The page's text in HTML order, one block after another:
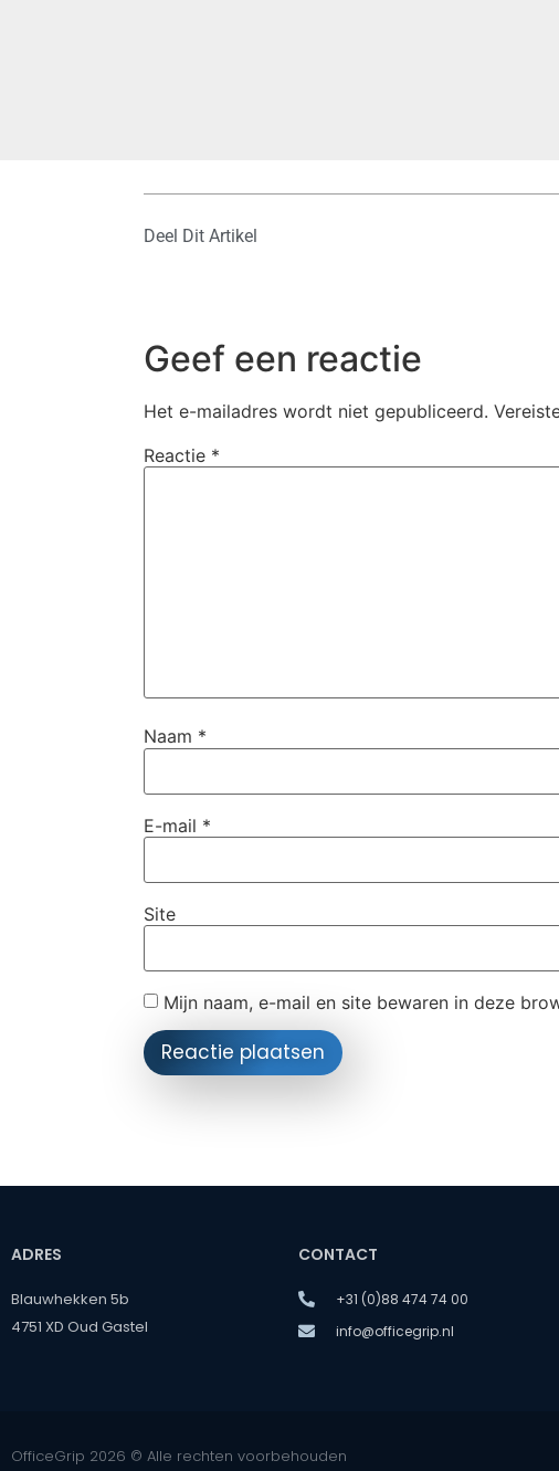
Deel Dit Artikel
Geef een reactie
Het e-mailadres wordt niet gepubliceerd.
Reactie *
Naam *
E-mail *
Site
Mijn naam, e-mail en site bewaren in deze
ADRES
Blauwhekken 5b
4751 XD Oud Gastel
CONTACT
+31 (0)88 474 74 00
info@officegrip.nl
OfficeGrip 2026 © Alle rechten voorbehouden